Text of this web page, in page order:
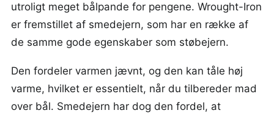
utroligt meget bålpande for pengene. Wrought-Iron
er fremstillet af smedejern, som har en række af
de samme gode egenskaber som støbejern.
Den fordeler varmen jævnt, og den kan tåle høj
varme, hvilket er essentielt, når du tilbereder mad
over bål. Smedejern har dog den fordel, at